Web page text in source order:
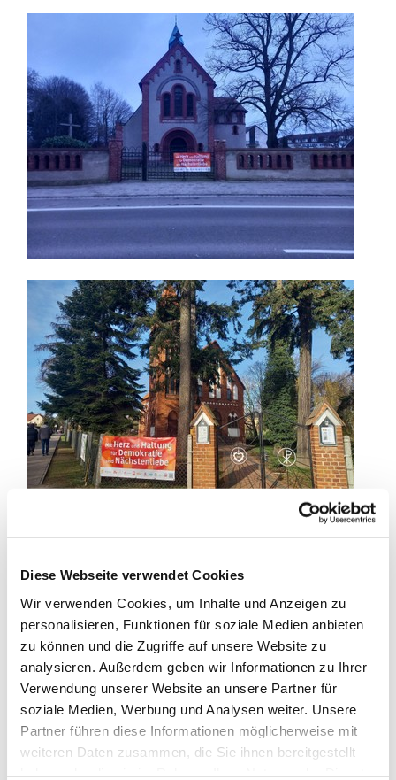
Diese Webseite verwendet Cookies
Wir verwenden Cookies, um Inhalte und Anzeigen zu
personalisieren, Funktionen für soziale Medien anbieten
zu können und die Zugriffe auf unsere Website zu
analysieren. Außerdem geben wir Informationen zu Ihrer
Verwendung unserer Website an unsere Partner für
soziale Medien, Werbung und Analysen weiter. Unsere
Partner führen diese Informationen möglicherweise mit
weiteren Daten zusammen, die Sie ihnen bereitgestellt